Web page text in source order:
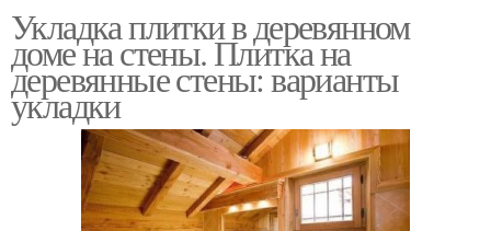
Укладка плитки в деревянном
доме на стены. Плитка на
деревянные стены: варианты
укладки